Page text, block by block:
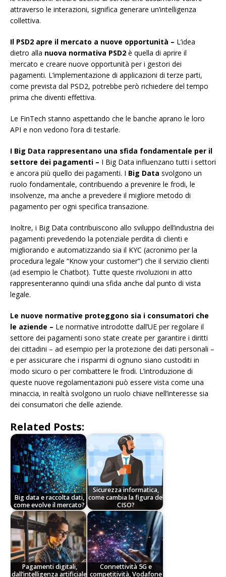
attraverso le interazioni, significa generare un’intelligenza
collettiva.
Il PSD2 apre il mercato a nuove opportunità – L’idea
dietro alla nuova normativa PSD2 è quella di aprire il
mercato e creare nuove opportunità per i gestori dei
pagamenti. L’implementazione di applicazioni di terze parti,
come prevista dal PSD2, potrebbe però richiedere del tempo
prima che diventi effettiva.
Le FinTech stanno aspettando che le banche aprano le loro
API e non vedono l’ora di testarle.
I Big Data rappresentano una sfida fondamentale per il
settore dei pagamenti – I Big Data influenzano tutti i settori
e ancora più quello dei pagamenti. I Big Data svolgono un
ruolo fondamentale, contribuendo a prevenire le frodi, le
insolvenze, ma anche a prevedere il migliore metodo di
pagamento per ogni specifica transazione.
Inoltre, i Big Data contribuiscono allo sviluppo dell’industria dei
pagamenti prevedendo la potenziale perdita di clienti e
migliorando e automatizzando sia il KYC (acronimo per la
procedura legale “Know your customer”) che il servizio clienti
(ad esempio le Chatbot). Tutte queste rivoluzioni in atto
rappresenteranno quindi una sfida anche dal punto di vista
legale.
Le nuove normative proteggono sia i consumatori che
le aziende – Le normative introdotte dall’UE per regolare il
settore dei pagamenti sono state create per garantire i diritti
dei cittadini – ad esempio per la protezione dei dati personali –
e per assicurare che i risparmi di ognuno siano custoditi in
modo sicuro o per combattere le frodi. L’introduzione di
queste nuove regolamentazioni può essere vista come una
minaccia, in realtà svolgono un ruolo chiave nell’interesse sia
dei consumatori che delle aziende.
Related Posts:
Big data e raccolta dati,
come evolve il mercato?
Sicurezza informatica,
come cambia la figura del
CISO?
Pagamenti digitali,
dall’intelligenza artificiale
Connettività 5G e
competitività, Vodafone